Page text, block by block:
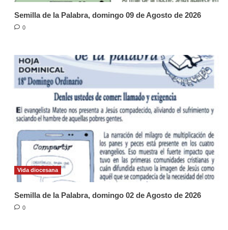
Semilla de la Palabra, domingo 09 de Agosto de 2026
0
Vida diocesana
Semilla de la Palabra, domingo 02 de Agosto de 2026
0